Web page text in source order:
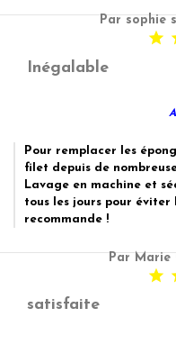
Par sophie

Inégalable
Pour remplacer les
filet depuis de
Lavage en machine et
tous les jours pour éviter
recommande !
Par Marie

satisfaite